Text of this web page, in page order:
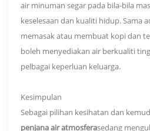
air minuman segar pada bila-bila
keselesaan dan kualiti hidup. Sama
memasak atau membuat kopi dan
boleh menyediakan air berkualiti
pelbagai keperluan keluarga.
Kesimpulan
Sebagai pilihan kesihatan dan
penjana air atmosferasedang